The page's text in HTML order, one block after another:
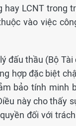
hay LCNT trong
vào việc
đấu thầu (Bộ
hợp đặc biệt
bảo tính minh
này cho thấy
đối với